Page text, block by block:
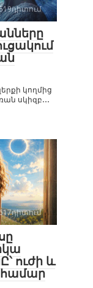
կողմից
սկիզբ․․․
ուժի և
համար